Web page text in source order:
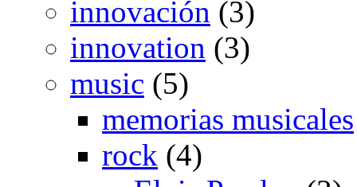
innovación (3)
innovation (3)
music (5)
memorias musicales
rock (4)